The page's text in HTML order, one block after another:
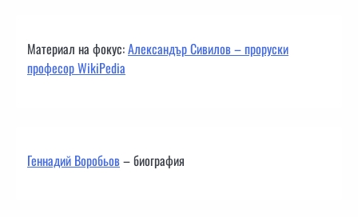
Материал на фокус:Александър Сивилов – проруски
професор WikiPedia
Геннадий Воробьов– биография